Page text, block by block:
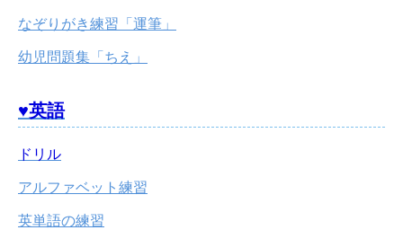
なぞりがき練習「運筆」
幼児問題集「ちえ」
♥英語
ドリル
アルファベット練習
英単語の練習